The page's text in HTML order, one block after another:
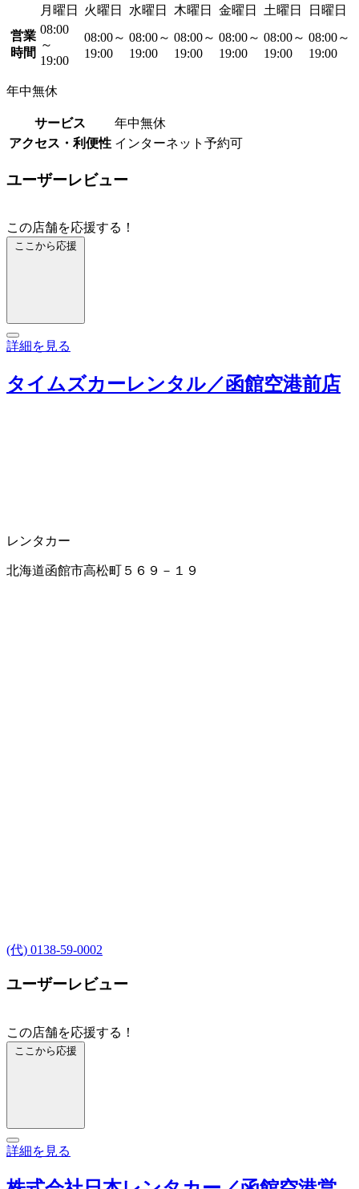
月曜日
火曜日 水曜日 木曜日 金曜日 土曜日
日曜日
営業
時間
08:00
～
19:00
08:00～
19:00
08:00～
19:00
08:00～
19:00
08:00～
19:00
08:00～
19:00
08:00～
19:00
年中無休
サービス
年中無休
アクセス・利便性 インターネット予約可
ユーザーレビュー
この店舗を応援する！
ここから応援
詳細を見る
タイムズカーレンタル／函館空港前店
レンタカー
北海道函館市高松町５６９－１９
(代) 0138-59-0002
ユーザーレビュー
この店舗を応援する！
ここから応援
詳細を見る